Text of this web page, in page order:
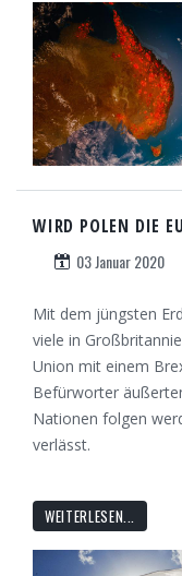
WIRD POLEN DIE
03 Januar 2020
Mit dem jüngsten
viele in
Union mit einem
Befürworter
Nationen folgen
verlässt.
WEITERLESEN...